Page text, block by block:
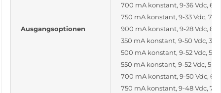
Ausgangsoptionen
700 mA konstant, 9-36 Vdc, 6-
750 mA konstant, 9-33 Vdc, 7-
900 mA konstant, 9-28 Vdc, 8-
350 mA konstant, 9-50 Vdc, 3-
500 mA konstant, 9-52 Vdc, 5-
550 mA konstant, 9-52 Vdc, 5-
700 mA konstant, 9-50 Vdc, 6-
750 mA konstant, 9-48 Vdc, 7-